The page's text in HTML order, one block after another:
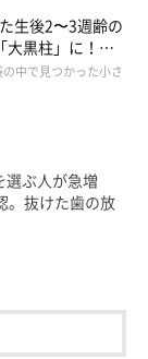
生後2〜3週齢の
大黒柱」に！
にグッとくる
中で見つかった小さ
選ぶ人が急増
。抜けた歯の放